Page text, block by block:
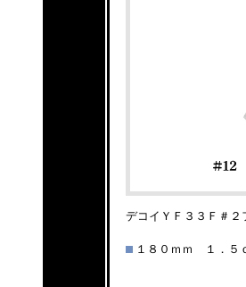
デコイＹＦ３３Ｆ＃
１８０ｍｍ １．５